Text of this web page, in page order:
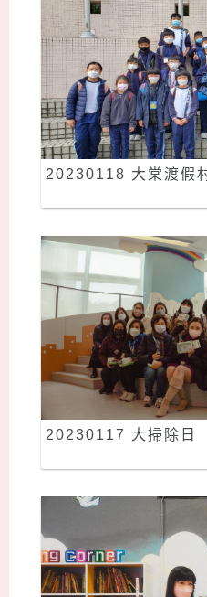
20230118 大棠渡假
20230117 大掃除日